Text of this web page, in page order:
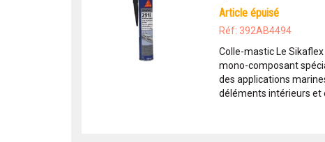
article épuisé
Réf: 392AB4494
Colle-mastic Le
mono-composant
des applications
déléments intérieurs et